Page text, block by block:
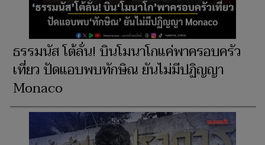
ธรรมนัส โต้ลั่น! บินโมนาโกแค่พาครอบครัว
เที่ยว ปัดแอบพบทักษิณ ยันไม่มีปฏิญญา
Monaco